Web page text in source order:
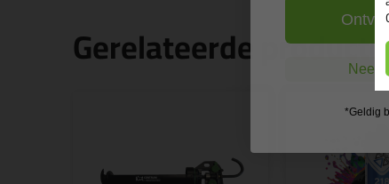
Gerelateerde Nee,
*Geldig